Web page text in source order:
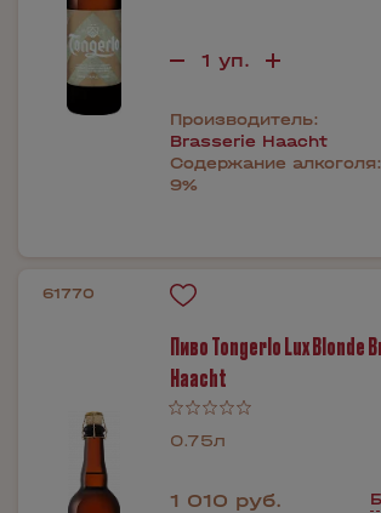
Производитель:
Brasserie Haacht
Содержание алкоголя:
9%
61770
Пиво Tongerlo Lux Blonde
Haacht
0.75л
1 010 руб.